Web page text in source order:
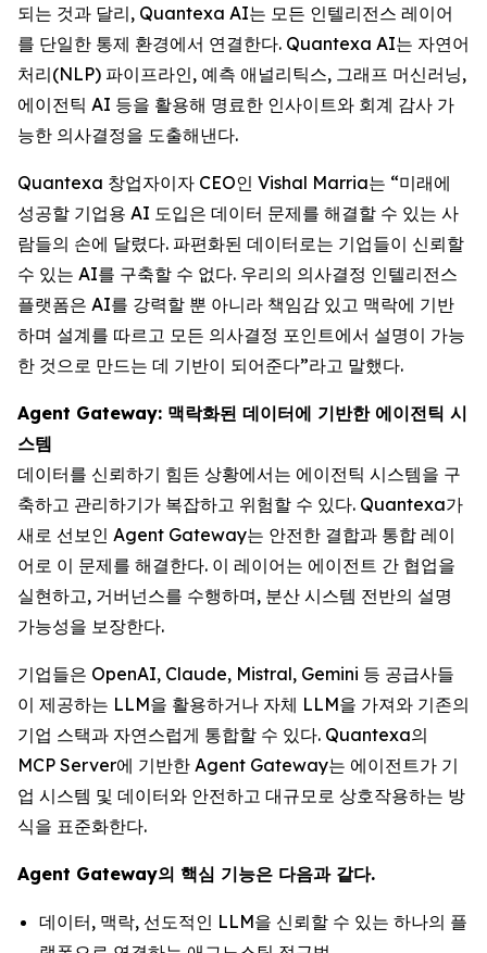
되는 것과 달리, Quantexa AI는 모든 인텔리전스 레이어
를 단일한 통제 환경에서 연결한다. Quantexa AI는 자연어
처리(NLP) 파이프라인, 예측 애널리틱스, 그래프 머신러닝,
에이전틱 AI 등을 활용해 명료한 인사이트와 회계 감사 가
능한 의사결정을 도출해낸다.
Quantexa 창업자이자 CEO인 Vishal Marria는 “미래에
성공할 기업용 AI 도입은 데이터 문제를 해결할 수 있는 사
람들의 손에 달렸다. 파편화된 데이터로는 기업들이 신뢰할
수 있는 AI를 구축할 수 없다. 우리의 의사결정 인텔리전스
플랫폼은 AI를 강력할 뿐 아니라 책임감 있고 맥락에 기반
하며 설계를 따르고 모든 의사결정 포인트에서 설명이 가능
한 것으로 만드는 데 기반이 되어준다”라고 말했다.
Agent Gateway: 맥락화된 데이터에 기반한 에이전틱 시
스템
데이터를 신뢰하기 힘든 상황에서는 에이전틱 시스템을 구
축하고 관리하기가 복잡하고 위험할 수 있다. Quantexa가
새로 선보인 Agent Gateway는 안전한 결합과 통합 레이
어로 이 문제를 해결한다. 이 레이어는 에이전트 간 협업을
실현하고, 거버넌스를 수행하며, 분산 시스템 전반의 설명
가능성을 보장한다.
기업들은 OpenAI, Claude, Mistral, Gemini 등 공급사들
이 제공하는 LLM을 활용하거나 자체 LLM을 가져와 기존의
기업 스택과 자연스럽게 통합할 수 있다. Quantexa의
MCP Server에 기반한 Agent Gateway는 에이전트가 기
업 시스템 및 데이터와 안전하고 대규모로 상호작용하는 방
식을 표준화한다.
Agent Gateway의 핵심 기능은 다음과 같다.
데이터, 맥락, 선도적인 LLM을 신뢰할 수 있는 하나의 플